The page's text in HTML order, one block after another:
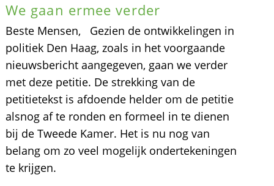
We gaan ermee verder
Beste Mensen, Gezien de ontwikkelingen in
politiek Den Haag, zoals in het voorgaande
nieuwsbericht aangegeven, gaan we verder
met deze petitie. De strekking van de
petitietekst is afdoende helder om de petitie
alsnog af te ronden en formeel in te dienen
bij de Tweede Kamer. Het is nu nog van
belang om zo veel mogelijk ondertekeningen
te krijgen.